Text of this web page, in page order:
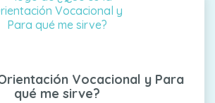
Vocacional y Para
qué me sirve?